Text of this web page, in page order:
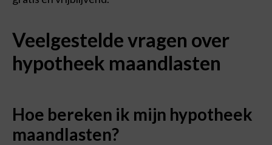
Veelgestelde vragen over
hypotheek maandlasten
Hoe bereken ik mijn hypotheek
maandlasten?